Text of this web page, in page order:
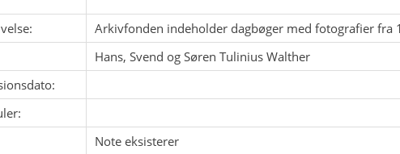
Arkivfonden indeholder dagbøger med fotografier fra
Hans, Svend og Søren Tulinius Walther
Note eksisterer